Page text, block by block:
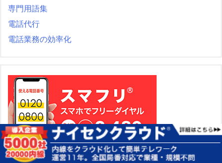
専門用語集
電話代行
電話業務の効率化